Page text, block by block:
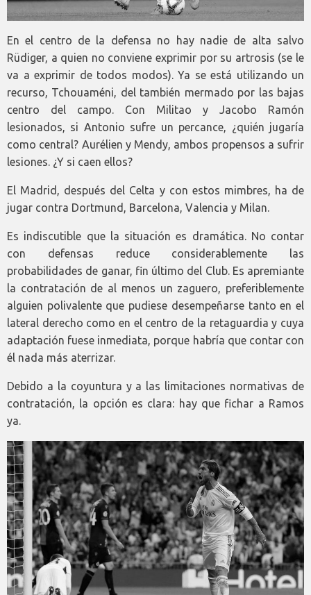
En el centro de la defensa no hay nadie de alta salvo
Rüdiger, a quien no conviene exprimir por su artrosis (se le
va a exprimir de todos modos). Ya se está utilizando un
recurso, Tchouaméni, del también mermado por las bajas
centro del campo. Con Militao y Jacobo Ramón
lesionados, si Antonio sufre un percance, ¿quién jugaría
como central? Aurélien y Mendy, ambos propensos a sufrir
lesiones. ¿Y si caen ellos?
El Madrid, después del Celta y con estos mimbres, ha de
jugar contra Dortmund, Barcelona, Valencia y Milan.
Es indiscutible que la situación es dramática. No contar
con defensas reduce considerablemente las
probabilidades de ganar, fin último del Club. Es apremiante
la contratación de al menos un zaguero, preferiblemente
alguien polivalente que pudiese desempeñarse tanto en el
lateral derecho como en el centro de la retaguardia y cuya
adaptación fuese inmediata, porque habría que contar con
él nada más aterrizar.
Debido a la coyuntura y a las limitaciones normativas de
contratación, la opción es clara: hay que fichar a Ramos
ya.